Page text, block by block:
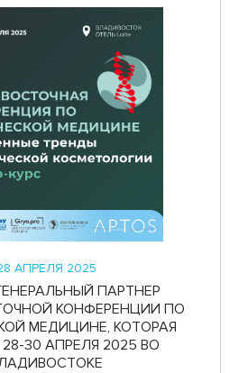
АПРЕЛЯ 2025
ПАРТНЕР
КОНФЕРЕНЦИИ ПО
МЕДИЦИНЕ, КОТОРАЯ
30 АПРЕЛЯ 2025 ВО